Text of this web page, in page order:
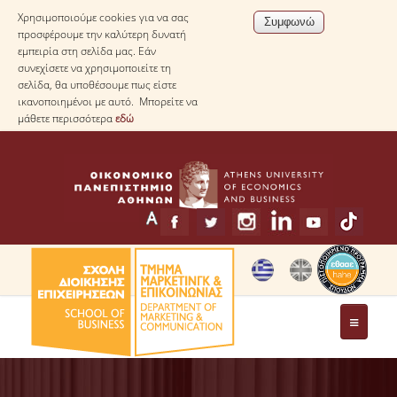
Χρησιμοποιούμε cookies για να σας
προσφέρουμε την καλύτερη δυνατή
εμπειρία στη σελίδα μας. Εάν
συνεχίσετε να χρησιμοποιείτε τη
σελίδα, θα υποθέσουμε πως είστε
ικανοποιημένοι με αυτό. Μπορείτε να
μάθετε περισσότεραεδώ
ΤΟ ΤΜΗΜΑ